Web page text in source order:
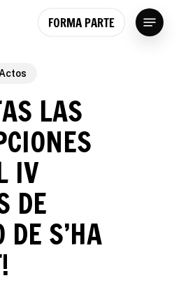
FORMA PARTE Menu
Actos
LAS
IV
DE
DE S’HA